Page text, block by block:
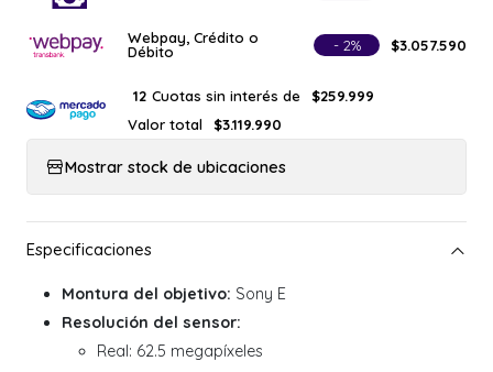
Webpay, Crédito o
Débito
- 2% $3.057.590
12 Cuotas sin interés de
$259.999
Valor total
$3.119.990
Mostrar stock de ubicaciones
Montura del objetivo: Sony E
Resolución del sensor:
Real: 62.5 megapíxeles